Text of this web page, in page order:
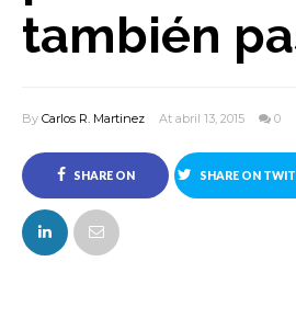
también
By Carlos R. Martinez At abril 13, 2015 0
SHARE ON
FACEBOOK
SHARE ON